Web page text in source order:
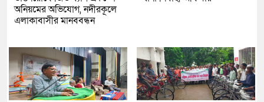
অনিয়মের অভিযোগ, নদীরকূলে
এলাকাবাসীর মানববন্ধন